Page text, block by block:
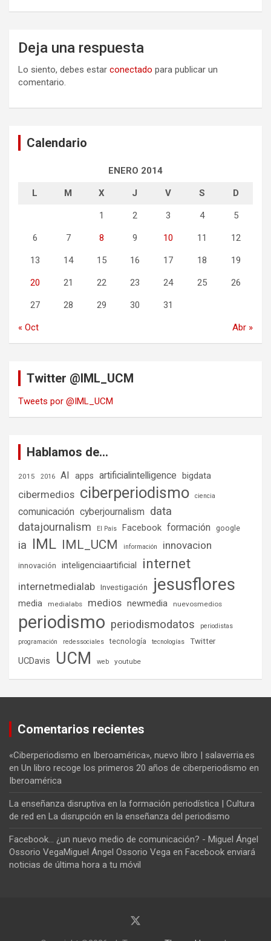
Deja una respuesta
Lo siento, debes estar conectado para publicar un
comentario.
Calendario
ENERO 2014
L M X J V S D
1 2 3 4 5
6 7 8 9 10 11 12
13 14 15 16 17 18 19
20 21 22 23 24 25 26
27 28 29 30 31
« Oct Abr »
Twitter @IML_UCM
Tweets por @IML_UCM
Hablamos de…
2015 2016 AI apps artificialintelligence bigdata
cibermedios ciberperiodismo ciencia
comunicación cyberjournalism data
datajournalism El País Facebook formación google
ia IML IML_UCM información innovacion
innovación inteligenciaartificial internet
internetmedialab Investigación jesusflores
media medialabs medios newmedia nuevosmedios
periodismo periodismodatos
periodistas
programación
redessociales tecnología tecnologías Twitter
UCDavis UCM web youtube
Comentarios recientes
«Ciberperiodismo en Iberoamérica», nuevo libro | salaverria.es
en Un libro recoge los primeros 20 años de ciberperiodismo en
Iberoamérica
La enseñanza disruptiva en la formación periodística | Cultura
de red en La disrupción en la enseñanza del periodismo
Facebook... ¿un nuevo medio de comunicación? - Miguel Ángel
Ossorio VegaMiguel Ángel Ossorio Vega en Facebook enviará
noticias de última hora a tu móvil